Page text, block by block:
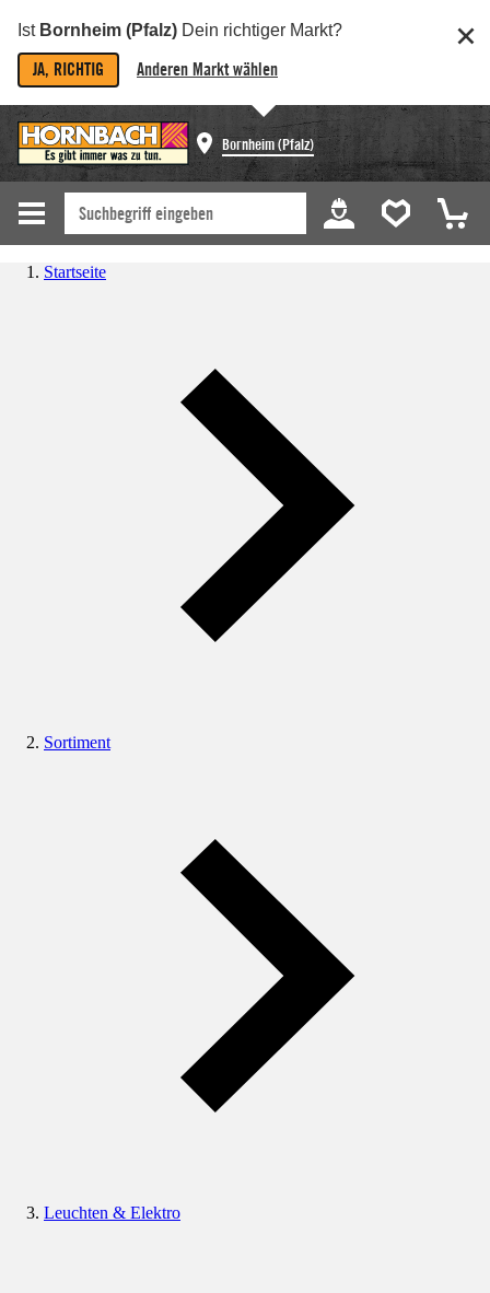
Ist Bornheim (Pfalz) Dein richtiger Markt?
JA, RICHTIG Anderen Markt wählen
Bornheim (Pfalz)
Startseite
Sortiment
Leuchten & Elektro